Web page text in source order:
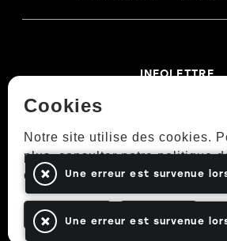
INFOLETTRE
Politiques et
TOUS DROITS RÉSERVÉS ©
Cookies
Notre site utilise des cookies.
plus, consulter notre politique
confidentialité. En savoir plus
Accepter Fermer
Une erreur est survenue
Une erreur est survenue